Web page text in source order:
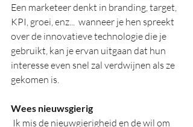
Een marketeer denkt in branding, target,
KPI, groei, enz...  wanneer je hen spreekt
over de innovatieve technologie die je
gebruikt, kan je ervan uitgaan dat hun
interesse even snel zal verdwijnen als ze
gekomen is.
Wees nieuwsgierig
Ik mis de nieuwgierigheid en de wil om